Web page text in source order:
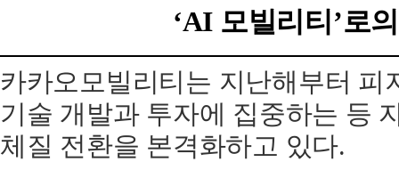
‘AI 모빌리티’로
카카오모빌리티는 지난해부터 피
기술 개발과 투자에 집중하는 등
체질 전환을 본격화하고 있다.